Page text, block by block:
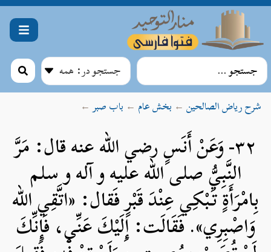
شرح ریاض الصالحین ← بخش عام ← باب صبر←
۳۲- وَعَنْ أَنَسٍ رضي الله عنه قال: مَرَّ
النَّبِيُّ صلی الله علیه و آله و سلم
بِامْرَأَةٍ تَبْكِي عِنْدَ قَبْرٍ فَقال: «اتَّقِي الله
وَاصْبِرِي». فَقَالَت: إِلَيْكَ عَنِّي، فَإِنِّكَ